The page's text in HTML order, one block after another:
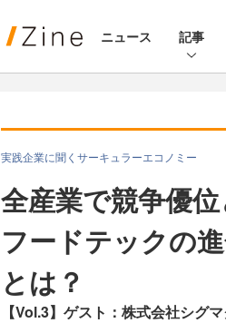
ニュース 記事
実践企業に聞くサーキュラーエコノミー
全産業で競争優
フードテックの
とは？
【Vol.3】ゲスト：株式会社シグ